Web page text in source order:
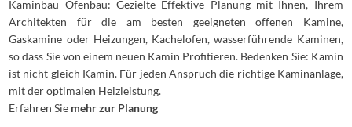
Kaminbau Ofenbau: Gezielte Effektive Planung mit Ihnen, Ihrem
Architekten für die am besten geeigneten offenen Kamine,
Gaskamine oder Heizungen, Kachelofen, wasserführende Kaminen,
so dass Sie von einem neuen Kamin Profitieren. Bedenken Sie: Kamin
ist nicht gleich Kamin. Für jeden Anspruch die richtige Kaminanlage,
mit der optimalen Heizleistung.
Erfahren Sie mehr zur Planung